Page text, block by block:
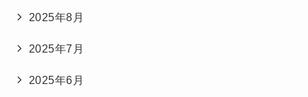
2025年8月
2025年7月
2025年6月